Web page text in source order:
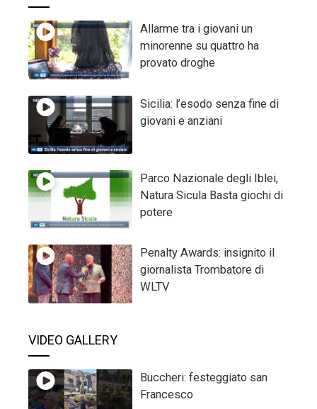
Allarme tra i giovani un
minorenne su quattro ha
provato droghe
Sicilia: l’esodo senza fine di
giovani e anziani
Parco Nazionale degli Iblei,
Natura Sicula Basta giochi di
potere
Penalty Awards: insignito il
giornalista Trombatore di
WLTV
VIDEO GALLERY
Buccheri: festeggiato san
Francesco